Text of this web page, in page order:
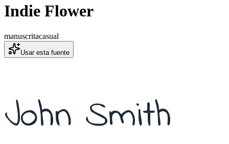
Indie Flower
manuscritacasual
Usar esta fuente
John Smith